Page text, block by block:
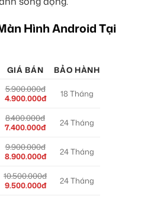
Hình Android Tại
GIÁ BÁN BẢO HÀNH
5.900.000đ
4.900.000đ
18 Tháng
8.400.000đ
7.400.000đ
24 Tháng
9.900.000đ
8.900.000đ
24 Tháng
10.500.000đ
9.500.000đ
24 Tháng